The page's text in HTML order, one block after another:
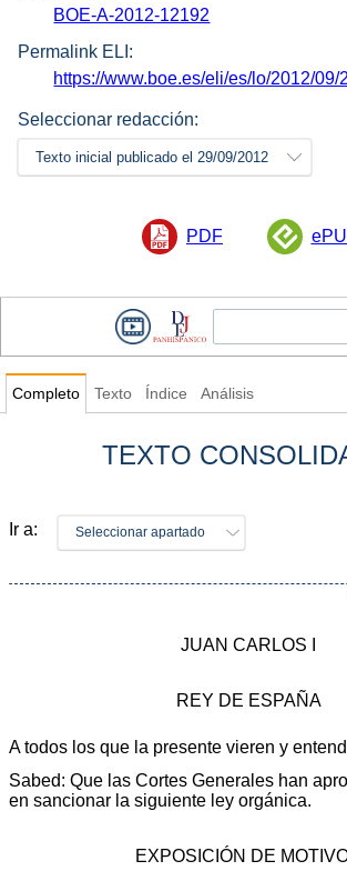
BOE-A-2012-12192
Permalink ELI:
https://www.boe.es/eli/es/lo/2012/09/
Seleccionar redacción:
Texto inicial publicado el 29/09/2012
PDF
Completo Texto Índice Análisis
TEXTO
Ir a: Seleccionar apartado
JUAN CARLOS I
REY DE ESPAÑA
A todos los que la presente vieren y
Sabed: Que las Cortes Generales han
en sancionar la siguiente ley orgánica.
EXPOSICIÓN DE